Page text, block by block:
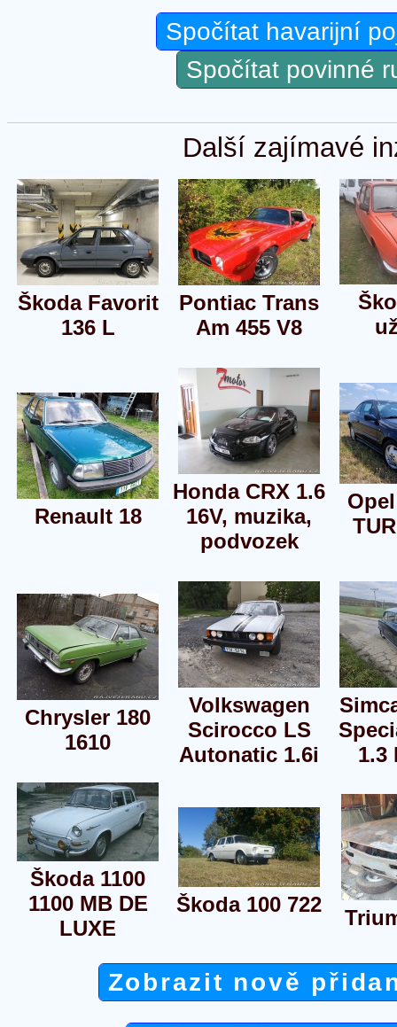
Spočítat havarijní
Spočítat povinné
Další zajímavé
Škoda Favorit
136 L
Pontiac Trans
Am 455 V8
Renault 18
Honda CRX 1.6
16V, muzika,
podvozek
Chrysler 180
1610
Volkswagen
Scirocco LS
Autonatic 1.6i
1.3
Škoda 1100
1100 MB DE
LUXE
Škoda 100 722
Zobrazit nově